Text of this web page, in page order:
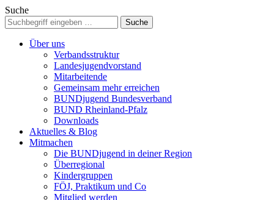
Suche
Über uns
Verbandsstruktur
Landesjugendvorstand
Mitarbeitende
Gemeinsam mehr erreichen
BUNDjugend Bundesverband
BUND Rheinland-Pfalz
Downloads
Aktuelles & Blog
Mitmachen
Die BUNDjugend in deiner Region
Überregional
Kindergruppen
FÖJ, Praktikum und Co
Mitglied werden